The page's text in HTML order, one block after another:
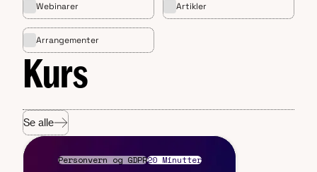
Webinarer Artikler
Arrangementer
Kurs
Se alle
Personvern og GDPR20 Minutter